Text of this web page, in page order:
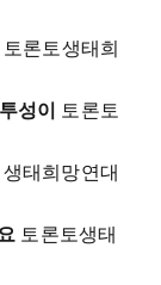
토론토생태희
성이
토론토
태희망연대
토론토생태